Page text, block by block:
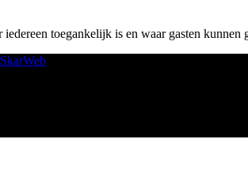
toegankelijk is en waar gasten
SkarWeb